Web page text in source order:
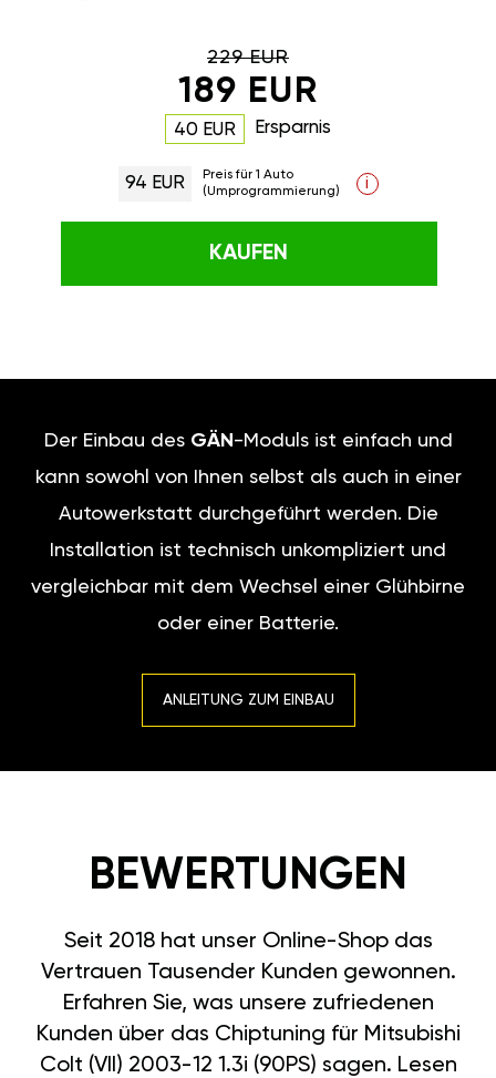
229 EUR
189 EUR
40 EUR Ersparnis
94 EUR
Preis für 1 Auto
(Umprogrammierung)
i
KAUFEN
Der Einbau des GÄN -Moduls ist einfach und
kann sowohl von Ihnen selbst als auch in einer
Autowerkstatt durchgeführt werden. Die
Installation ist technisch unkompliziert und
vergleichbar mit dem Wechsel einer Glühbirne
oder einer Batterie.
ANLEITUNG ZUM EINBAU
BEWERTUNGEN
Seit 2018 hat unser Online-Shop das
Vertrauen Tausender Kunden gewonnen.
Erfahren Sie, was unsere zufriedenen
Kunden über das Chiptuning für Mitsubishi
Colt (VII) 2003-12 1.3i (90PS) sagen. Lesen